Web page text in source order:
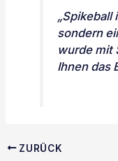
sondern
wurde mit
Ihnen das
ZURÜCK